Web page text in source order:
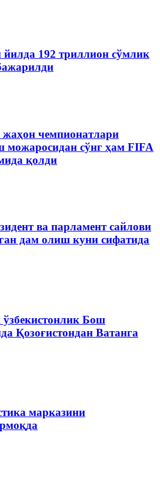
йилда 192 триллион сўмлик
чемпионатлари
можаросидан сўнг ҳам FIFA
қолди
ва парламент сайлови
дам олиш куни сифатида
ўзбекистонлик Бош
Қозоғистондан Ватанга
марказини